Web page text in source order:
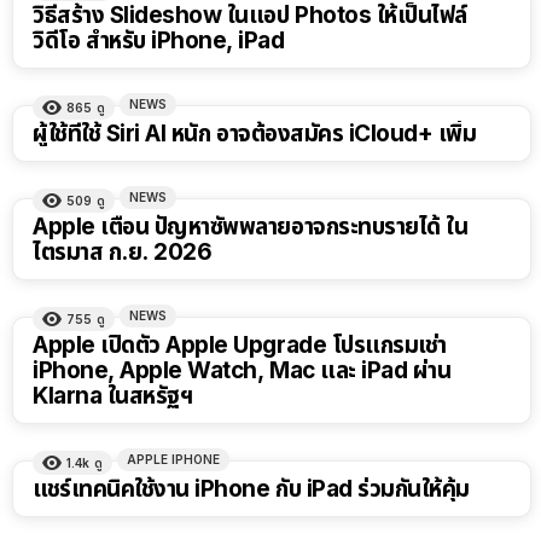
วิธีสร้าง Slideshow ในแอป Photos ให้เป็นไฟล์
วิดีโอ สำหรับ iPhone, iPad
865 ดู NEWS
ผู้ใช้ที่ใช้ Siri AI หนัก อาจต้องสมัคร iCloud+ เพิ่ม
509 ดู NEWS
Apple เตือน ปัญหาซัพพลายอาจกระทบรายได้ ใน
ไตรมาส ก.ย. 2026
755 ดู NEWS
Apple เปิดตัว Apple Upgrade โปรแกรมเช่า
iPhone, Apple Watch, Mac และ iPad ผ่าน
Klarna ในสหรัฐฯ
1.4k ดู APPLE IPHONE
แชร์เทคนิคใช้งาน iPhone กับ iPad ร่วมกันให้คุ้ม